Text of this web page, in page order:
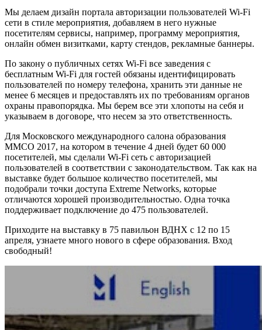
Мы делаем дизайн портала авторизации пользователей Wi-Fi
сети в стиле мероприятия, добавляем в него нужные
посетителям сервисы, например, программу мероприятия,
онлайн обмен визитками, карту стендов, рекламные баннеры.
По закону о публичных сетях Wi-Fi все заведения с
бесплатным Wi-Fi для гостей обязаны идентифицировать
пользователей по номеру телефона, хранить эти данные не
менее 6 месяцев и предоставлять их по требованиям органов
охраны правопорядка. Мы берем все эти хлопоты на себя и
указываем в договоре, что несем за это ответственность.
Для Московского международного салона образования
ММСО 2017, на котором в течение 4 дней будет 60 000
посетителей, мы сделали Wi-Fi сеть с авторизацией
пользователей в соответствии с законодательством. Так как на
выставке будет большое количество посетителей, мы
подобрали точки доступа Extreme Networks, которые
отличаются хорошей производительностью. Одна точка
поддерживает подключение до 475 пользователей.
Приходите на выставку в 75 павильон ВДНХ с 12 по 15
апреля, узнаете много нового в сфере образования. Вход
свободный!